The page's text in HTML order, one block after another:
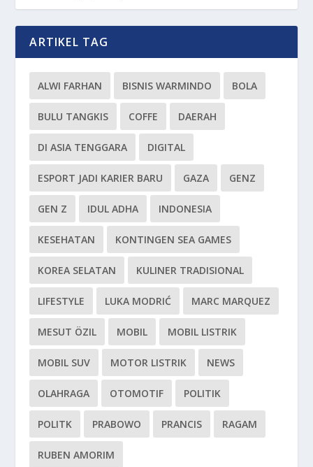
ARTIKEL TAG
ALWI FARHAN BISNIS WARMINDO BOLA
BULU TANGKIS COFFE DAERAH
DI ASIA TENGGARA DIGITAL
ESPORT JADI KARIER BARU GAZA GENZ
GEN Z IDUL ADHA INDONESIA
KESEHATAN KONTINGEN SEA GAMES
KOREA SELATAN KULINER TRADISIONAL
LIFESTYLE LUKA MODRIĆ MARC MARQUEZ
MESUT ÖZIL MOBIL MOBIL LISTRIK
MOBIL SUV MOTOR LISTRIK NEWS
OLAHRAGA OTOMOTIF POLITIK
POLITK PRABOWO PRANCIS RAGAM
RUBEN AMORIM